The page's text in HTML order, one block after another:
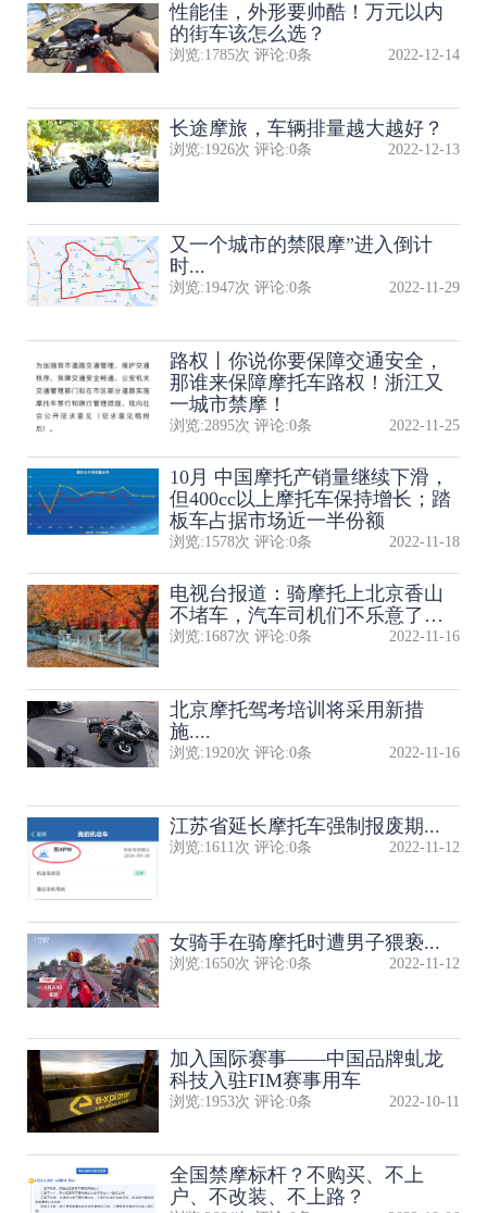
性能佳，外形要帅酷！万元以内
的街车该怎么选？
浏览:1785次 评论:0条 2022-12-14
长途摩旅，车辆排量越大越好？
浏览:1926次 评论:0条 2022-12-13
又一个城市的禁限摩”进入倒计
时...
浏览:1947次 评论:0条 2022-11-29
路权丨你说你要保障交通安全，
那谁来保障摩托车路权！浙江又
一城市禁摩！
浏览:2895次 评论:0条 2022-11-25
10月 中国摩托产销量继续下滑，
但400cc以上摩托车保持增长；踏
板车占据市场近一半份额
浏览:1578次 评论:0条 2022-11-18
电视台报道：骑摩托上北京香山
不堵车，汽车司机们不乐意了…
浏览:1687次 评论:0条 2022-11-16
北京摩托驾考培训将采用新措
施....
浏览:1920次 评论:0条 2022-11-16
江苏省延长摩托车强制报废期...
浏览:1611次 评论:0条 2022-11-12
女骑手在骑摩托时遭男子猥亵...
浏览:1650次 评论:0条 2022-11-12
加入国际赛事——中国品牌虬龙
科技入驻FIM赛事用车
浏览:1953次 评论:0条 2022-10-11
全国禁摩标杆？不购买、不上
户、不改装、不上路？